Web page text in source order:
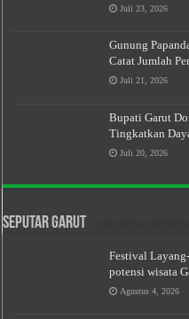
Juli 23, 2026
Gunung
Catat Jumlah
Juli 21, 2026
Bupati Garut
Tingkatkan
Juli 20, 2026
Seputar Garut
Festival
potensi wisata
Agustus 4, 2026